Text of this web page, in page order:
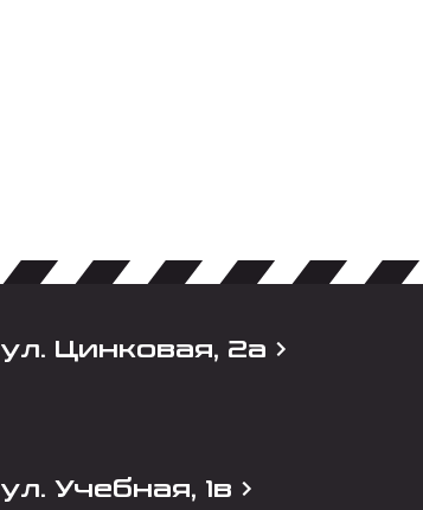
ул. Цинковая, 2а
ул. Учебная, 1в